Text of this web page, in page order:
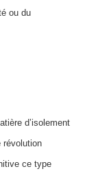
ou du
d’isolement
révolution
ce type